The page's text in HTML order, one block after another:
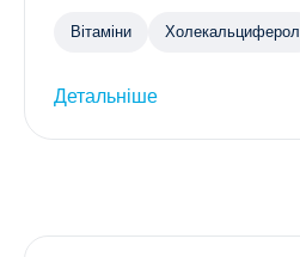
Вітаміни Холекальциферол
Детальніше